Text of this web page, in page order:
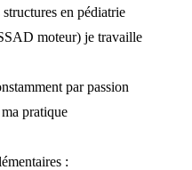
en pédiatrie
moteur) je travaille
par passion
pratique
: